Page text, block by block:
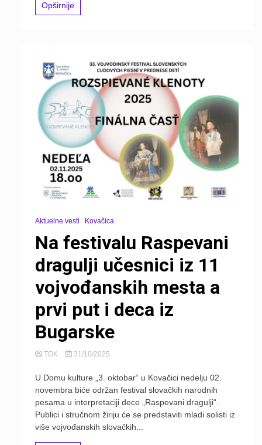
Opširnije
Aktuelne vesti Kovačica
Na festivalu Raspevani
dragulji učesnici iz 11
vojvođanskih mesta a
prvi put i deca iz
Bugarske
TOK 31/10/2025
U Domu kulture „3. oktobar“ u Kovačici nedelju 02.
novembra biće održan festival slovačkih narodnih
pesama u interpretaciji dece „Raspevani dragulji“.
Publici i stručnom žiriju će se predstaviti mladi solisti iz
više vojvođanskih slovačkih...